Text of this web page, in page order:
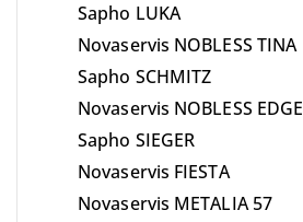
Sapho LUKA
Novaservis NOBLESS TINA
Sapho SCHMITZ
Novaservis NOBLESS EDGE
Sapho SIEGER
Novaservis FIESTA
Novaservis METALIA 57